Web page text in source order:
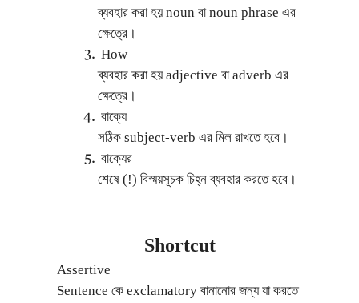
ব্যবহার করা হয় noun বা noun phrase এর
ক্ষেত্রে।
How
ব্যবহার করা হয় adjective বা adverb এর
ক্ষেত্রে।
বাক্যে
সঠিক subject-verb এর মিল রাখতে হবে।
বাক্যের
শেষে (!) বিস্ময়সূচক চিহ্ন ব্যবহার করতে হবে।
Shortcut
Assertive
Sentence কে exclamatory বানানোর জন্য যা করতে